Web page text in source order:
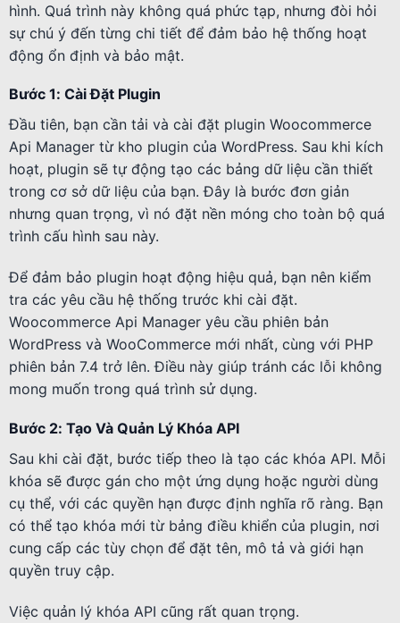
hình. Quá trình này không quá phức tạp, nhưng đòi hỏi
sự chú ý đến từng chi tiết để đảm bảo hệ thống hoạt
động ổn định và bảo mật.
Bước 1: Cài Đặt Plugin
Đầu tiên, bạn cần tải và cài đặt plugin Woocommerce
Api Manager từ kho plugin của WordPress. Sau khi kích
hoạt, plugin sẽ tự động tạo các bảng dữ liệu cần thiết
trong cơ sở dữ liệu của bạn. Đây là bước đơn giản
nhưng quan trọng, vì nó đặt nền móng cho toàn bộ quá
trình cấu hình sau này.
Để đảm bảo plugin hoạt động hiệu quả, bạn nên kiểm
tra các yêu cầu hệ thống trước khi cài đặt.
Woocommerce Api Manager yêu cầu phiên bản
WordPress và WooCommerce mới nhất, cùng với PHP
phiên bản 7.4 trở lên. Điều này giúp tránh các lỗi không
mong muốn trong quá trình sử dụng.
Bước 2: Tạo Và Quản Lý Khóa API
Sau khi cài đặt, bước tiếp theo là tạo các khóa API. Mỗi
khóa sẽ được gán cho một ứng dụng hoặc người dùng
cụ thể, với các quyền hạn được định nghĩa rõ ràng. Bạn
có thể tạo khóa mới từ bảng điều khiển của plugin, nơi
cung cấp các tùy chọn để đặt tên, mô tả và giới hạn
quyền truy cập.
Việc quản lý khóa API cũng rất quan trọng.